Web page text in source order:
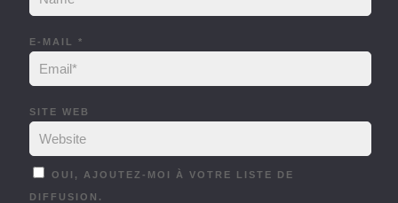
E-MAIL *
SITE WEB
OUI, AJOUTEZ-MOI À VOTRE LISTE DE
DIFFUSION.